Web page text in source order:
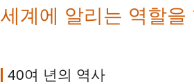
세계에 알리는 역할을
40여 년의 역사